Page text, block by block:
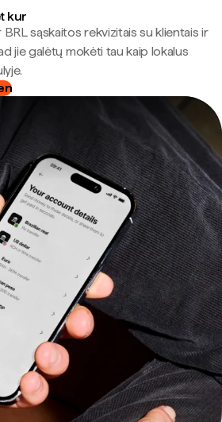
kur
BRL sąskaitos rekvizitais su klientais ir
jie galėtų mokėti tau kaip lokalus